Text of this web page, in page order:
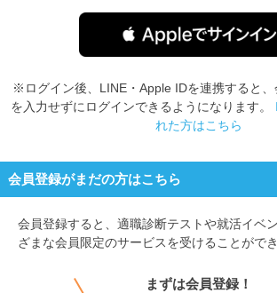
※ログイン後、LINE・Apple IDを連携すると、
を入力せずにログインできるようになります。
れた方はこちら
会員登録がまだの方はこちら
会員登録すると、 適職診断テストや就活イベ
ざまな会員限定のサービスを受けることができ
まずは会員登録！